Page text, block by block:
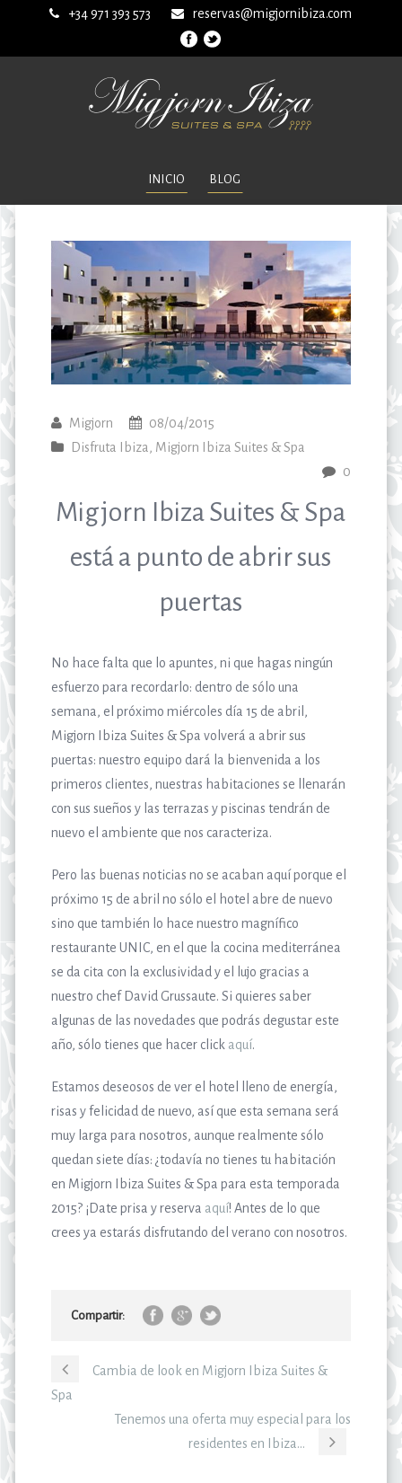
+34 971 393 573 reservas@migjornibiza.com
INICIO BLOG
Migjorn
08/04/2015
Disfruta Ibiza , Migjorn Ibiza Suites & Spa
0
Migjorn Ibiza Suites & Spa
está a punto de abrir sus
puertas
No hace falta que lo apuntes, ni que hagas ningún
esfuerzo para recordarlo: dentro de sólo una
semana, el próximo miércoles día 15 de abril,
Migjorn Ibiza Suites & Spa volverá a abrir sus
puertas: nuestro equipo dará la bienvenida a los
primeros clientes, nuestras habitaciones se llenarán
con sus sueños y las terrazas y piscinas tendrán de
nuevo el ambiente que nos caracteriza.
Pero las buenas noticias no se acaban aquí porque el
próximo 15 de abril no sólo el hotel abre de nuevo
sino que también lo hace nuestro magnífico
restaurante UNIC, en el que la cocina mediterránea
se da cita con la exclusividad y el lujo gracias a
nuestro chef David Grussaute. Si quieres saber
algunas de las novedades que podrás degustar este
año, sólo tienes que hacer click aquí.
Estamos deseosos de ver el hotel lleno de energía,
risas y felicidad de nuevo, así que esta semana será
muy larga para nosotros, aunque realmente sólo
quedan siete días: ¿todavía no tienes tu habitación
en Migjorn Ibiza Suites & Spa para esta temporada
2015? ¡Date prisa y reserva aquí! Antes de lo que
crees ya estarás disfrutando del verano con nosotros.
Compartir:
Cambia de look en Migjorn Ibiza Suites &
Spa
Tenemos una oferta muy especial para los
residentes en Ibiza…